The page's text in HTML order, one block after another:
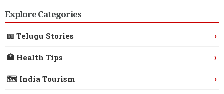
Explore Categories
📖 Telugu Stories ›
🏥 Health Tips ›
🗺️ India Tourism ›